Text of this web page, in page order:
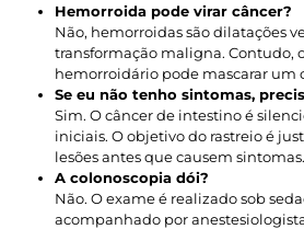
Hemorroida pode virar câncer?
Não, hemorroidas são dilatações
transformação maligna. Contudo,
hemorroidário pode mascarar um
Se eu não tenho sintomas,
Sim. O câncer de intestino é
iniciais. O objetivo do rastreio é
lesões antes que causem sintomas.
A colonoscopia dói?
Não. O exame é realizado sob
acompanhado por